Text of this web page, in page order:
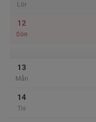
Lör
12
Sön
13
Mån
14
Tis